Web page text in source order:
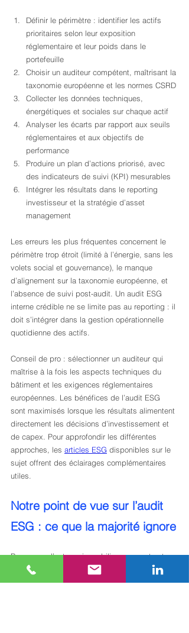
Définir le périmètre : identifier les actifs
prioritaires selon leur exposition
réglementaire et leur poids dans le
portefeuille
Choisir un auditeur compétent, maîtrisant la
taxonomie européenne et les normes CSRD
Collecter les données techniques,
énergétiques et sociales sur chaque actif
Analyser les écarts par rapport aux seuils
réglementaires et aux objectifs de
performance
Produire un plan d’actions priorisé, avec
des indicateurs de suivi (KPI) mesurables
Intégrer les résultats dans le reporting
investisseur et la stratégie d’asset
management
Les erreurs les plus fréquentes concernent le
périmètre trop étroit (limité à l’énergie, sans les
volets social et gouvernance), le manque
d’alignement sur la taxonomie européenne, et
l’absence de suivi post-audit. Un audit ESG
interne crédible ne se limite pas au reporting : il
doit s’intégrer dans la gestion opérationnelle
quotidienne des actifs.
Conseil de pro : sélectionner un auditeur qui
maîtrise à la fois les aspects techniques du
bâtiment et les exigences réglementaires
européennes. Les bénéfices de l’audit ESG
sont maximisés lorsque les résultats alimentent
directement les décisions d’investissement et
de capex. Pour approfondir les différentes
approches, les articles ESG disponibles sur le
sujet offrent des éclairages complémentaires
utiles.
Notre point de vue sur l’audit
ESG : ce que la majorité ignore
Beaucoup d’acteurs immobiliers concentrent
leur attention sur la green premium, espérant
une revalorisation automatique de leurs actifs